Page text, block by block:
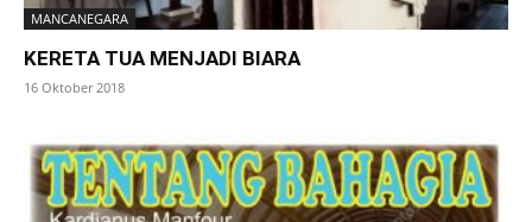
MANCANEGARA
KERETA TUA MENJADI BIARA
16 Oktober 2018